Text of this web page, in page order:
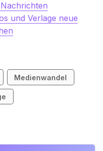
und Verlage neue
Medienwandel